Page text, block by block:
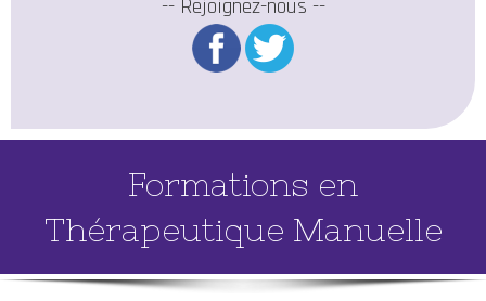
-- Rejoignez-nous --
Formations en
Thérapeutique Manuelle